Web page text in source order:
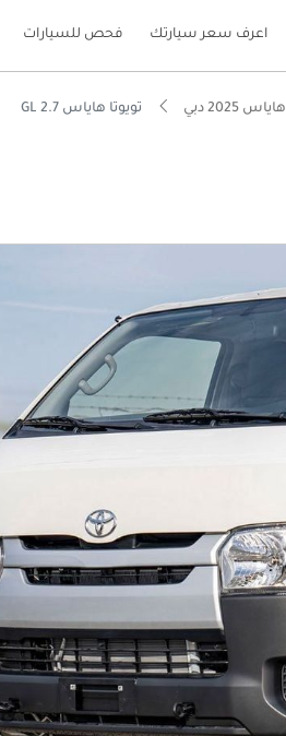
اعرف سعر سيارتك فحص للسيارات
هاياس 2025 دبي تويوتا هاياس GL 2.7